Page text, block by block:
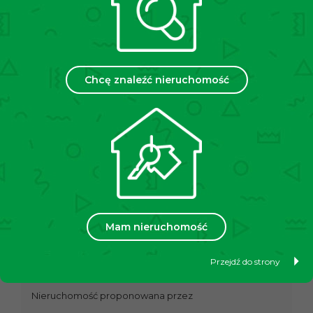
Chcę znaleźć nieruchomość
Mam nieruchomość
Przejdź do strony
skomunikowane. Około 500 m do przystanku
autobusowego „Koszykarska”. W pobliżu żłobek,
przedszkole oraz szkoła podstawowa. Lokalizacja ta
zapewnia dodatkowo dobry dostęp do autostrady A4.
510.000 zł
podpisujemy umowę pośrednictwa w kupnie.
We would like to inform you that before viewing the
property, we sing a purchase agency agreement.
Zapraszamy do oglądania!
Nieruchomość proponowana przez